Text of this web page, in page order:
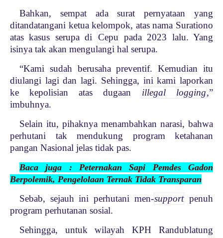
Bahkan, sempat ada surat pernyataan yang
ditandatangani ketua kelompok, atas nama Surationo
atas kasus serupa di Cepu pada 2023 lalu. Yang
isinya tak akan mengulangi hal serupa.
“Kami sudah berusaha preventif. Kemudian itu
diulangi lagi dan lagi. Sehingga, ini kami laporkan
ke kepolisian atas dugaan
illegal logging,”
imbuhnya.
Selain itu, pihaknya menambahkan narasi, bahwa
perhutani tak mendukung program ketahanan
pangan Nasional jelas tidak pas.
Baca juga : Peternakan Sapi Pemdes Gadon
Berpolemik, Pengelolaan Ternak Tidak Transparan
Sebab, sejauh ini perhutani men-support penuh
program perhutanan sosial.
Sehingga, untuk wilayah KPH Randublatung